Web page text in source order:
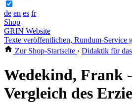
de en es fr
Shop
GRIN Website
Texte veröffentlichen, Rundum-Service
Zur Shop-Startseite › Didaktik für
Wedekind, Frank
Vergleich des